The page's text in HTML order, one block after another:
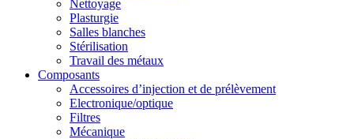
Nettoyage
Plasturgie
Salles blanches
Stérilisation
Travail des métaux
Composants
Accessoires d’injection et de prélèvement
Electronique/optique
Filtres
Mécanique